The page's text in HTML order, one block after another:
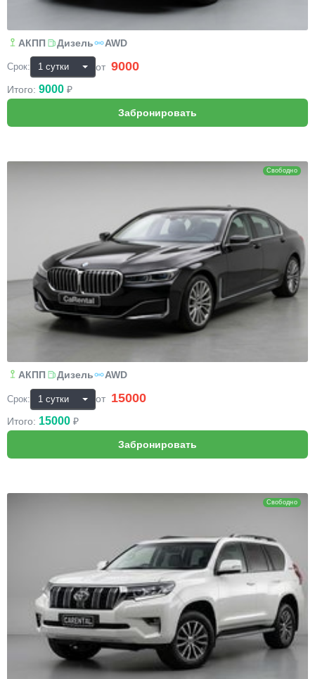
АКПП Дизель AWD
Срок: от 9000
Итого: 9000 ₽
Свободно
АКПП Дизель AWD
Срок: от 15000
Итого: 15000 ₽
Свободно